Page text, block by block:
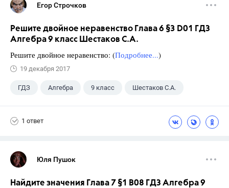
Егор Строчков
Решите двойное неравенство Глава 6 §3 D01 ГДЗ
Алгебра 9 класс Шестаков С.А.
Решите двойное неравенство: (Подробнее...)
19 декабря 2017
ГДЗ Алгебра 9 класс Шестаков С.А.
1 ответ
Юля Пушок
Найдите значения Глава 7 §1 B08 ГДЗ Алгебра 9